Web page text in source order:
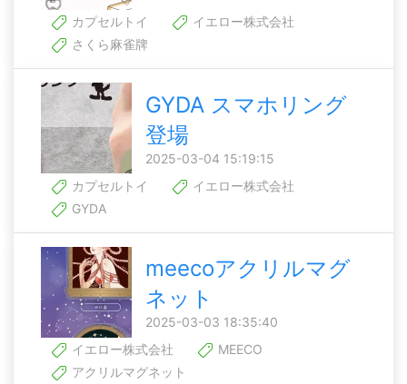
カプセルトイ
イエロー株式会社
さくら麻雀牌
GYDA スマホリング
登場
2025-03-04 15:19:15
カプセルトイ
イエロー株式会社
GYDA
meecoアクリルマグ
ネット
2025-03-03 18:35:40
イエロー株式会社
MEECO
アクリルマグネット